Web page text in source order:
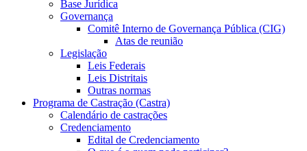
Base Jurídica
Governança
Comitê Interno de Governança Pública (CIG)
Atas de reunião
Legislação
Leis Federais
Leis Distritais
Outras normas
Programa de Castração (Castra)
Calendário de castrações
Credenciamento
Edital de Credenciamento